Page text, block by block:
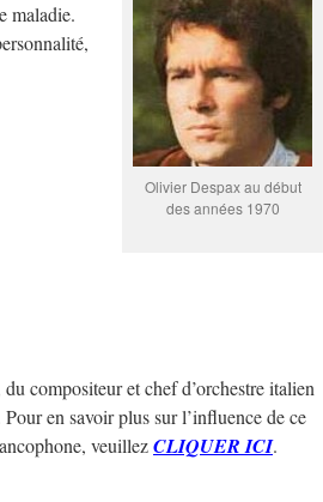
Olivier Despax au début
des années 1970
maladie.
du compositeur et chef d’orchestre italien
Pour en savoir plus sur l’influence de ce
veuillezCLIQUER ICI.